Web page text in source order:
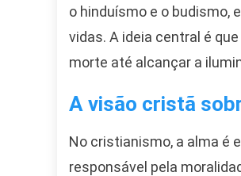
o hinduísmo e o budismo,
vidas. A ideia central é
morte até alcançar a
A visão cristã
No cristianismo, a alma é
responsável pela